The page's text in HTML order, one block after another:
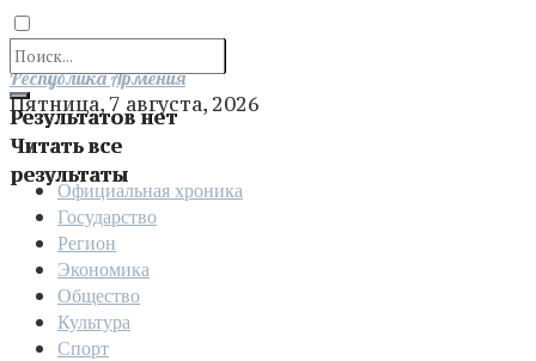
Результатов нет
Читать все
результаты
Отправить
Республика Армения
Пятница, 7 августа, 2026
Официальная хроника
Государство
Регион
Экономика
Общество
Культура
Спорт